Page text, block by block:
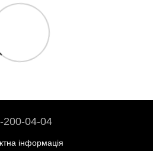
200-04-04
інформація